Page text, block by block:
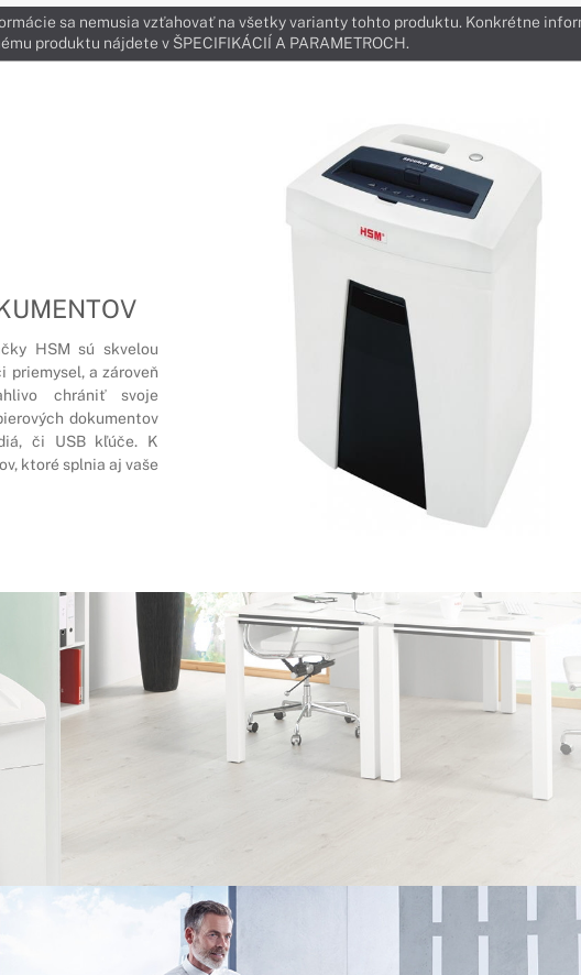
sa nemusia vzťahovať na všetky varianty tohto produktu. Konkrétne
produktu nájdete v ŠPECIFIKÁCIÍ A PARAMETROCH.
HSM sú skvelou
priemysel, a zároveň
chrániť svoje
dokumentov
či USB kľúče. K
ktoré splnia aj vaše